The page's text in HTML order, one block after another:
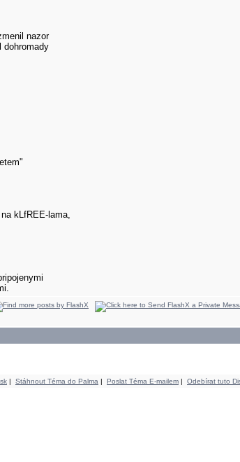
nazor
dohromady
kLfREE-lama,
| Stáhnout Téma do Palma | Poslat Téma E-mailem | Odebírat tuto